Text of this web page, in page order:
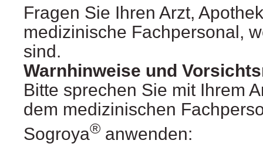
Fragen Sie Ihren Arzt,
medizinische Fachpersonal,
sind.
Warnhinweise und
Bitte sprechen Sie mit Ihrem
dem medizinischen
Sogroya® anwenden: